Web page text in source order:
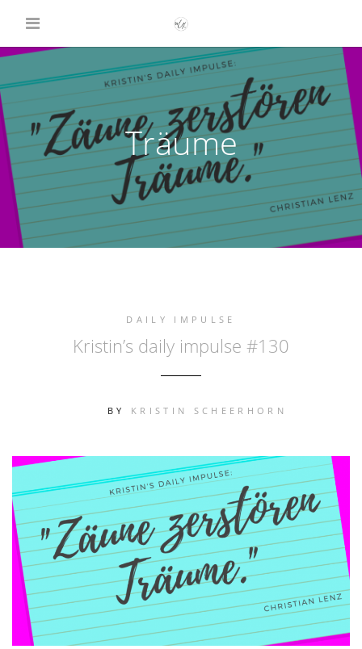
Träume
DAILY IMPULSE
Kristin’s daily impulse #130
BY KRISTIN SCHEERHORN